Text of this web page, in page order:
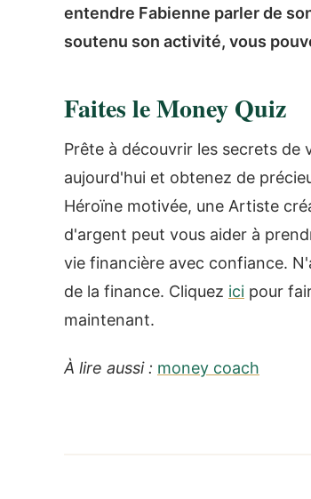
entendre Fabienne parler de
soutenu son activité, vous
Faites le Money Quiz
Prête à découvrir les secrets
aujourd'hui et obtenez de
Héroïne motivée, une Artiste
d'argent peut vous aider à
vie financière avec confiance.
de la finance. Cliquez ici pour
maintenant.
À lire aussi : money coach